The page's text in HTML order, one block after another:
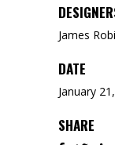
James
DATE
January
SHARE